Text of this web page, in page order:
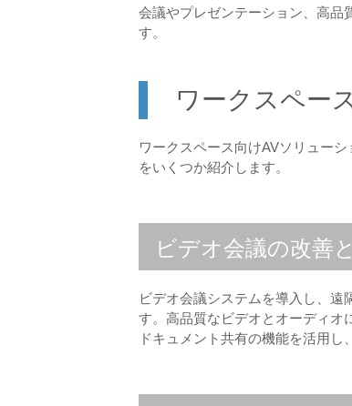
会議やプレゼンテーション、高品
す。
ワークスペー
ワークスペース向けAVソリュー
をいくつか紹介します。
ビデオ会議の改善
ビデオ会議システムを導入し、
す。高品質なビデオとオーディオ
ドキュメント共有の機能を活用し